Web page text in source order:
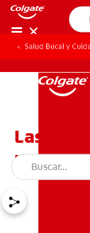
Salud Bucal y
Las
mal